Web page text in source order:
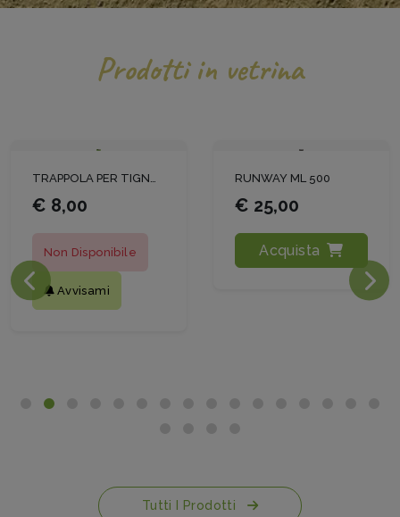
Prodotti in vetrina
RUNWAY ML 500
€ 25,00
Acquista
€ 15,00
Acquista
Tutti I Prodotti